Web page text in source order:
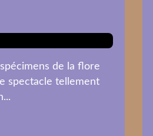
de la flore
spectacle tellement